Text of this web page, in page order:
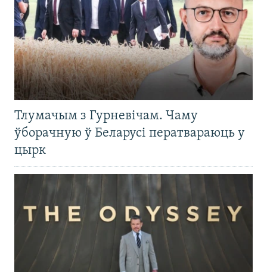
Тлумачым з Гурневічам. Чаму
ўборачную ў Беларусі ператвараюць у
цырк